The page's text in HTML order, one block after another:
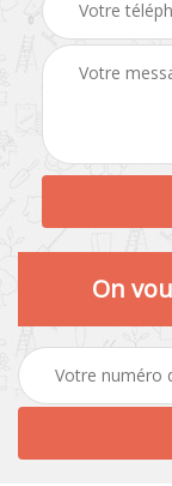
On